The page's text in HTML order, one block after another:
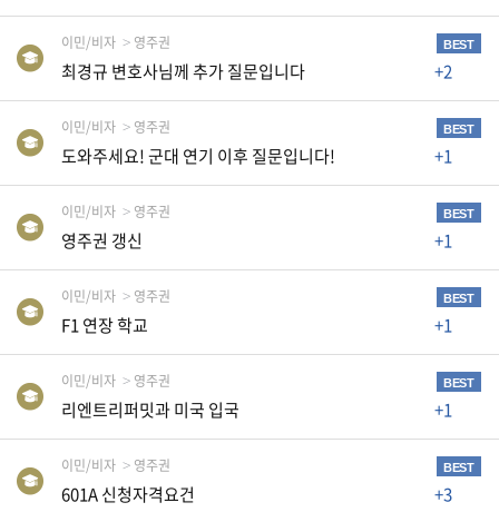
용
수
칙
확
랍
니
다
A
이민/비자 영주권 BEST
최경규 변호사님께 추가 질문입니다 +2
이민/비자 영주권 BEST
도와주세요! 군대 연기 이후 질문입니다! +1
이민/비자 영주권 BEST
영주권 갱신 +1
이민/비자 영주권 BEST
F1 연장 학교 +1
이민/비자 영주권 BEST
리엔트리퍼밋과 미국 입국 +1
이민/비자 영주권 BEST
601A 신청자격요건 +3